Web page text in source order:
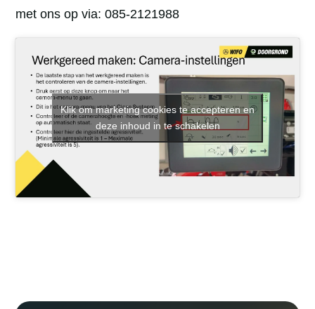
met ons op via:085-2121988
Klik om marketing cookies te accepteren en
deze inhoud in te schakelen